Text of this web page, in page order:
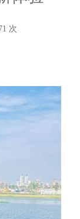
次